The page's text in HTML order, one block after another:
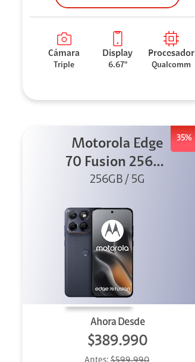
Cámara
Triple
Display
6.67"
Procesador
Qualcomm
35%
Motorola Edge
70 Fusion 256GB
Azul
256GB / 5G
Ahora Desde
$389.990